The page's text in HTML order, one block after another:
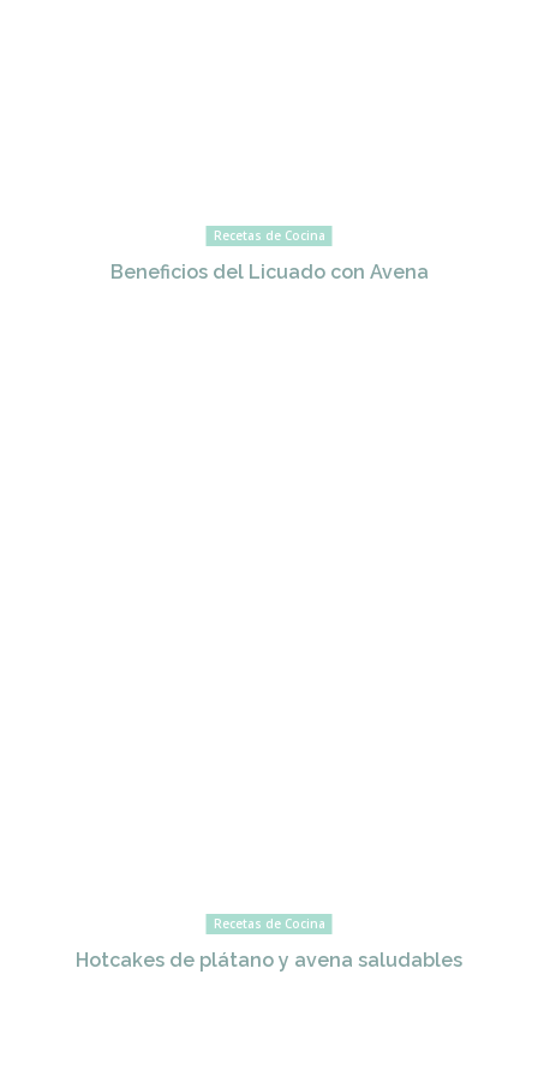
Recetas de Cocina
Beneficios del Licuado con Avena
Recetas de Cocina
Hotcakes de plátano y avena saludables